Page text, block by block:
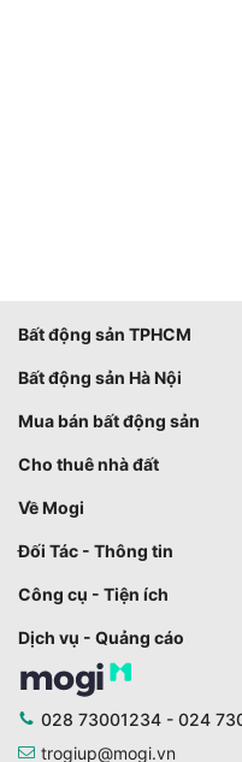
Bất động sản TPHCM
Bất động sản Hà Nội
Mua bán bất động sản
Cho thuê nhà đất
Về Mogi
Đối Tác - Thông tin
Công cụ - Tiện ích
Dịch vụ - Quảng cáo
028 73001234 - 024
trogiup@mogi.vn